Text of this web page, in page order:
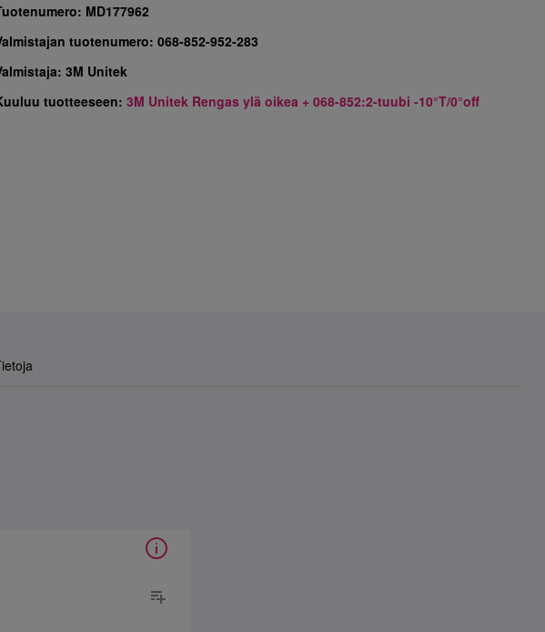
MD177962
tuotenumero:068-852-952-283
3M Unitek
tuotteeseen:3M Unitek Rengas ylä oikea + 068-852:2-tuubi -10°T/0°off